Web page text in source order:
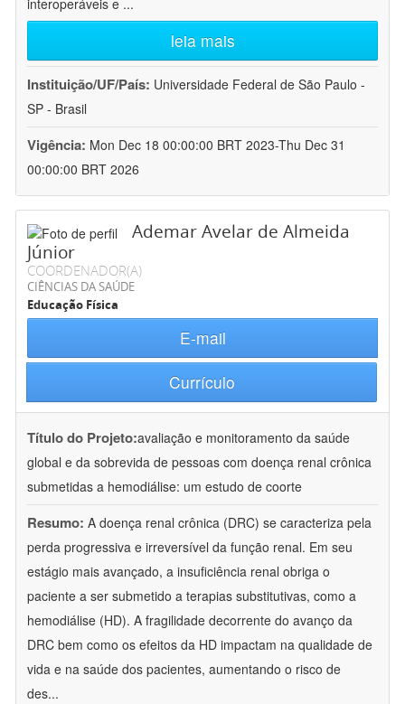
interoperáveis e ...
leia mais
Instituição/UF/País: Universidade Federal de São Paulo -
SP - Brasil
Vigência: Mon Dec 18 00:00:00 BRT 2023-Thu Dec 31
00:00:00 BRT 2026
Ademar Avelar de Almeida
Júnior
COORDENADOR(A)
CIÊNCIAS DA SAÚDE
Educação Física
E-mail
Currículo
Título do Projeto:avaliação e monitoramento da saúde
global e da sobrevida de pessoas com doença renal crônica
submetidas a hemodiálise: um estudo de coorte
Resumo: A doença renal crônica (DRC) se caracteriza pela
perda progressiva e irreversível da função renal. Em seu
estágio mais avançado, a insuficiência renal obriga o
paciente a ser submetido a terapias substitutivas, como a
hemodiálise (HD). A fragilidade decorrente do avanço da
DRC bem como os efeitos da HD impactam na qualidade de
vida e na saúde dos pacientes, aumentando o risco de
des...